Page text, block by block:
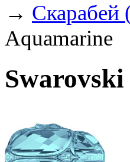
→ Скарабей
Aquamarine